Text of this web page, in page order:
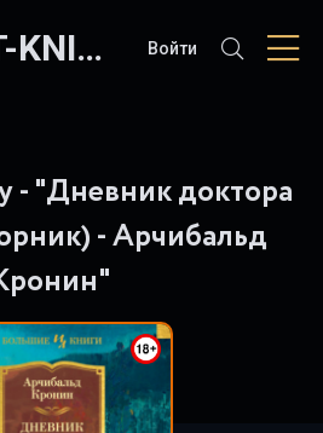
SLUSHAT-KNIGI.COM Войти
- "Дневник доктора
- Арчибальд